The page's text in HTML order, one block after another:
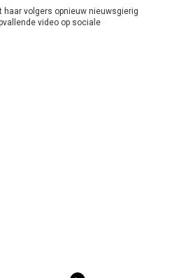
haar volgers opnieuw nieuwsgierig
video op sociale